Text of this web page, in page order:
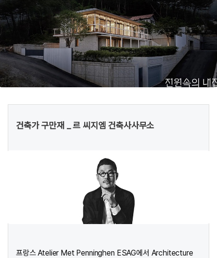
건축가 구만재 _ 르 씨지엠 건축사사무소
프랑스 Atelier Met Penninghen ESAG에서 Architecture